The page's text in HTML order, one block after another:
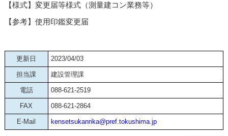
【様式】変更届等様式（測量建コン業務等）
【参考】使用印鑑変更届
更新日 2023/04/03
担当課 建設管理課
電話 088-621-2519
FAX 088-621-2864
E-Mail kensetsukanrika@pref.tokushima.jp